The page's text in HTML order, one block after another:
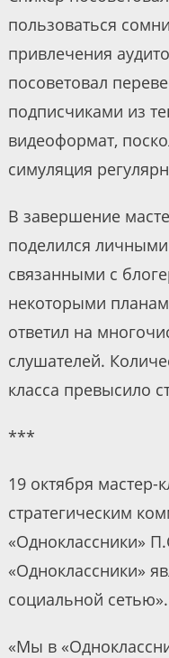
пользоваться
привлечения
посоветовал
подписчиками из
видеоформат,
симуляция
В завершение
поделился
связанными с
некоторыми
ответил на
слушателей.
класса превысило
***
19 октября
стратегическим
«Одноклассники»
«Одноклассники»
социальной сетью».
«Мы в